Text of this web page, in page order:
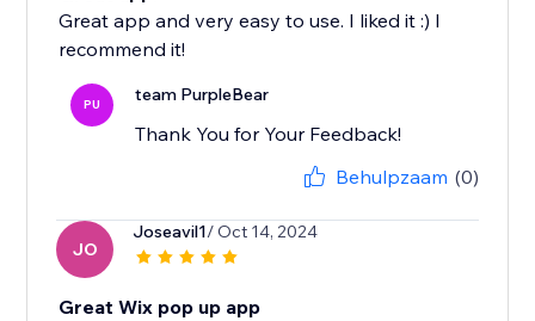
Great app and very easy to use. I liked it :) I
recommend it!
PU team PurpleBear
Thank You for Your Feedback!
Behulpzaam (0)
JO
Joseavil1/ Oct 14, 2024
Great Wix pop up app